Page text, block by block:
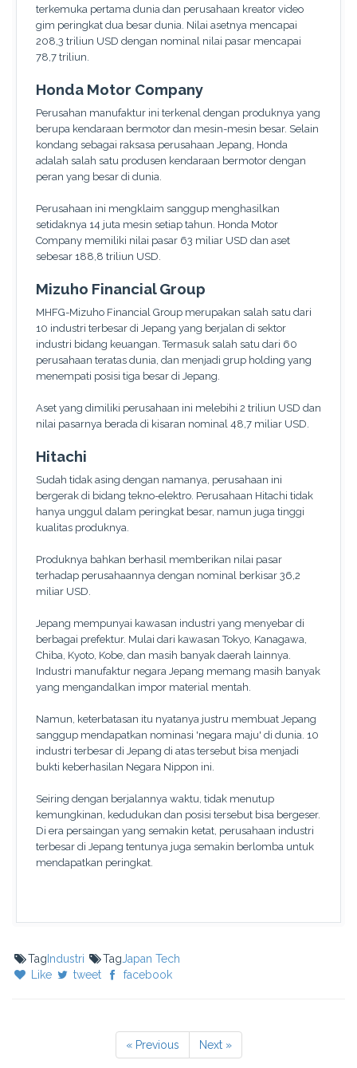
terkemuka pertama dunia dan perusahaan kreator video
gim peringkat dua besar dunia. Nilai asetnya mencapai
208,3 triliun USD dengan nominal nilai pasar mencapai
78,7 triliun.
Honda Motor Company
Perusahan manufaktur ini terkenal dengan produknya yang
berupa kendaraan bermotor dan mesin-mesin besar. Selain
kondang sebagai raksasa perusahaan Jepang, Honda
adalah salah satu produsen kendaraan bermotor dengan
peran yang besar di dunia.
Perusahaan ini mengklaim sanggup menghasilkan
setidaknya 14 juta mesin setiap tahun. Honda Motor
Company memiliki nilai pasar 63 miliar USD dan aset
sebesar 188,8 triliun USD.
Mizuho Financial Group
MHFG-Mizuho Financial Group merupakan salah satu dari
10 industri terbesar di Jepang yang berjalan di sektor
industri bidang keuangan. Termasuk salah satu dari 60
perusahaan teratas dunia, dan menjadi grup holding yang
menempati posisi tiga besar di Jepang.
Aset yang dimiliki perusahaan ini melebihi 2 triliun USD dan
nilai pasarnya berada di kisaran nominal 48,7 miliar USD.
Hitachi
Sudah tidak asing dengan namanya, perusahaan ini
bergerak di bidang tekno-elektro. Perusahaan Hitachi tidak
hanya unggul dalam peringkat besar, namun juga tinggi
kualitas produknya.
Produknya bahkan berhasil memberikan nilai pasar
terhadap perusahaannya dengan nominal berkisar 36,2
miliar USD.
Jepang mempunyai kawasan industri yang menyebar di
berbagai prefektur. Mulai dari kawasan Tokyo, Kanagawa,
Chiba, Kyoto, Kobe, dan masih banyak daerah lainnya.
Industri manufaktur negara Jepang memang masih banyak
yang mengandalkan impor material mentah.
Namun, keterbatasan itu nyatanya justru membuat Jepang
sanggup mendapatkan nominasi 'negara maju' di dunia. 10
industri terbesar di Jepang di atas tersebut bisa menjadi
bukti keberhasilan Negara Nippon ini.
Seiring dengan berjalannya waktu, tidak menutup
kemungkinan, kedudukan dan posisi tersebut bisa bergeser.
Di era persaingan yang semakin ketat, perusahaan industri
terbesar di Jepang tentunya juga semakin berlomba untuk
mendapatkan peringkat.
TagIndustri TagJapan Tech
Like
tweet facebook
« Previous Next »